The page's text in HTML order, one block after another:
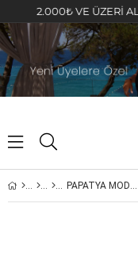
2.000₺ VE ÜZERİ
PAPATYA MODEL TEK TAŞ KOLYE